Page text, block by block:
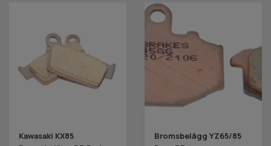
Kawasaki KX85
Bromsbelägg YZ65/85